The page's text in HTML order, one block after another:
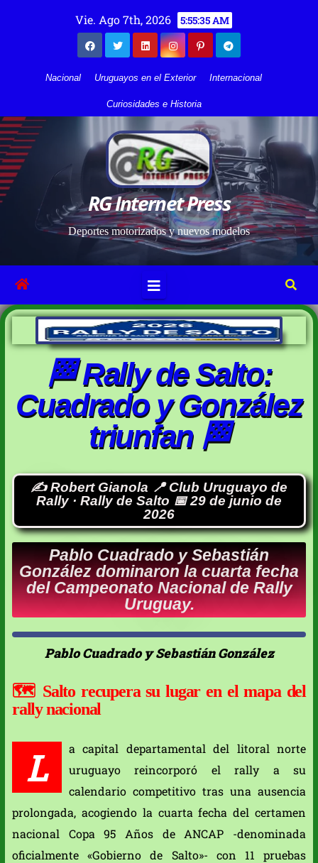
Vie. Ago 7th, 2026 5:55:36 AM
Nacional Uruguayos en el Exterior Internacional
Curiosidades e Historia
RG Internet Press
Deportes motorizados y nuevos modelos
🏁 Rally de Salto:
Cuadrado y González
triunfan 🏁
✍️ Robert Gianola 📍 Club Uruguayo de
Rally · Rally de Salto 📅 29 de junio de
2026
Pablo Cuadrado y Sebastián
González dominaron la cuarta fecha
del Campeonato Nacional de Rally
Uruguay.
Pablo Cuadrado y Sebastián González
🗺️ Salto recupera su lugar en el mapa del
rally nacional
L
a capital departamental del litoral norte
uruguayo reincorporó el rally a su
calendario competitivo tras una ausencia
prolongada, acogiendo la cuarta fecha del certamen
nacional Copa 95 Años de ANCAP -denominada
oficialmente «Gobierno de Salto»- con 11 pruebas